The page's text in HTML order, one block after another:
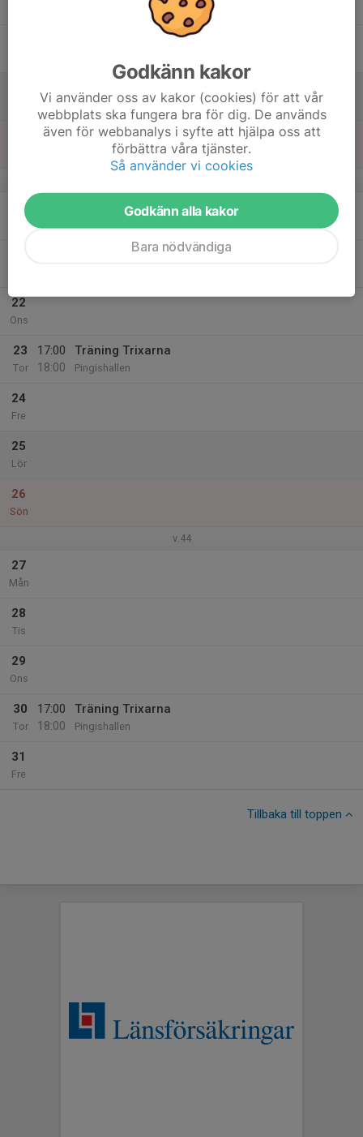
20
Mån
22
Ons
23
Tor
17:00
18:00
Träning Trixarna
Pingishallen
24
Fre
25
Lör
26
Sön
v.44
27
Mån
28
Tis
29
Ons
30
Tor
17:00
18:00
Träning Trixarna
Pingishallen
31
Fre
Tillbaka till toppen
Godkänn kakor
Vi använder oss av kakor (cookies) för att vår
webbplats ska fungera bra för dig. De används
även för webbanalys i syfte att hjälpa oss att
förbättra våra tjänster.
Så använder vi cookies
Godkänn alla kakor
Bara nödvändiga